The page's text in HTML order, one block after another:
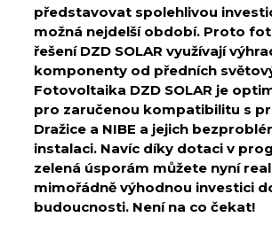
představovat spolehlivou
možná nejdelší období. Proto
řešení DZD SOLAR využívají
komponenty od předních
Fotovoltaika DZD SOLAR je
pro zaručenou kompatibilitu s
Dražice a NIBE a jejich
instalaci. Navíc díky dotaci v
zelená úsporám můžete nyní
mimořádně výhodnou investici
budoucnosti. Není na co čekat!